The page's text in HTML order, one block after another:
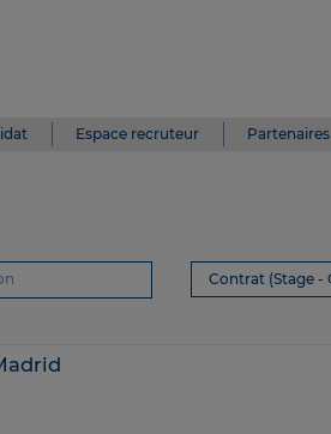
Espace recruteur Partenaires